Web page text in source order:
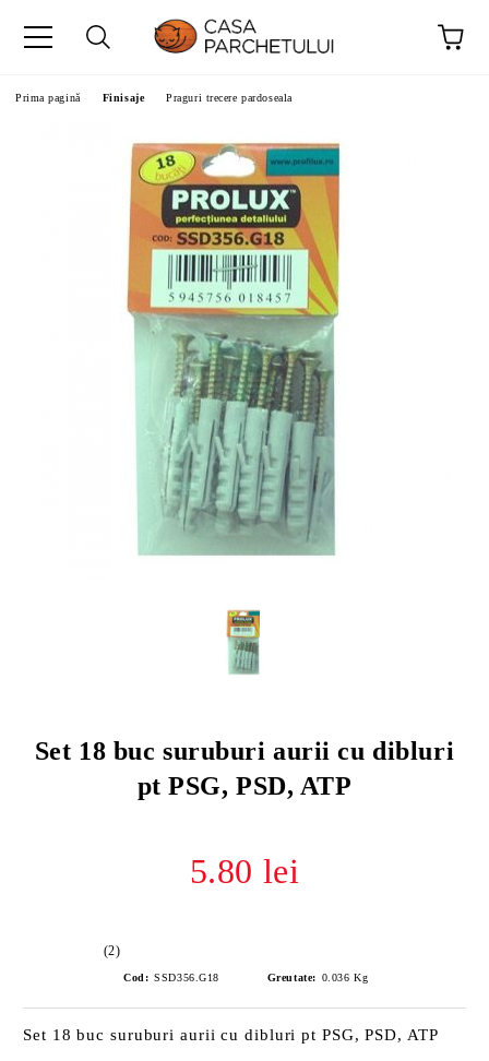
Prima pagină Finisaje Praguri trecere pardoseala
Set 18 buc suruburi aurii cu dibluri
pt PSG, PSD, ATP
5.80 lei
(2)
Cod: SSD356.G18 Greutate: 0.036 Kg
Set 18 buc suruburi aurii cu dibluri pt PSG, PSD, ATP